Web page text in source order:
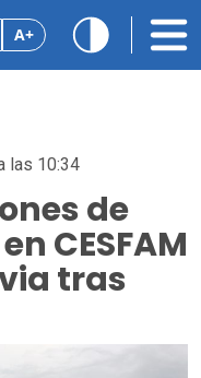
A+
las 10:34
de
CESFAM
tras